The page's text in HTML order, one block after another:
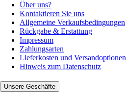
Über uns?
Kontaktieren Sie uns
Allgemeine Verkaufsbedingungen
Rückgabe & Erstattung
Impressum
Zahlungsarten
Lieferkosten und Versandoptionen
Hinweis zum Datenschutz
Unsere Geschäfte